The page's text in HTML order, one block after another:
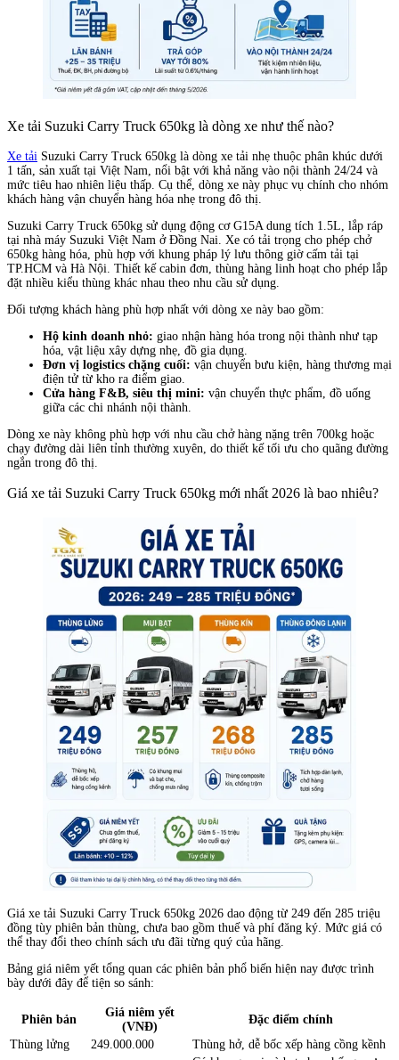
Xe tải Suzuki Carry Truck 650kg là dòng xe như thế nào?
Xe tải Suzuki Carry Truck 650kg là dòng xe tải nhẹ thuộc phân khúc dưới
1 tấn, sản xuất tại Việt Nam, nổi bật với khả năng vào nội thành 24/24 và
mức tiêu hao nhiên liệu thấp. Cụ thể, dòng xe này phục vụ chính cho nhóm
khách hàng vận chuyển hàng hóa nhẹ trong đô thị.
Suzuki Carry Truck 650kg sử dụng động cơ G15A dung tích 1.5L, lắp ráp
tại nhà máy Suzuki Việt Nam ở Đồng Nai. Xe có tải trọng cho phép chở
650kg hàng hóa, phù hợp với khung pháp lý lưu thông giờ cấm tải tại
TP.HCM và Hà Nội. Thiết kế cabin đơn, thùng hàng linh hoạt cho phép lắp
đặt nhiều kiểu thùng khác nhau theo nhu cầu sử dụng.
Đối tượng khách hàng phù hợp nhất với dòng xe này bao gồm:
Hộ kinh doanh nhỏ: giao nhận hàng hóa trong nội thành như tạp
hóa, vật liệu xây dựng nhẹ, đồ gia dụng.
Đơn vị logistics chặng cuối: vận chuyển bưu kiện, hàng thương mại
điện tử từ kho ra điểm giao.
Cửa hàng F&B, siêu thị mini: vận chuyển thực phẩm, đồ uống
giữa các chi nhánh nội thành.
Dòng xe này không phù hợp với nhu cầu chở hàng nặng trên 700kg hoặc
chạy đường dài liên tỉnh thường xuyên, do thiết kế tối ưu cho quãng đường
ngắn trong đô thị.
Giá xe tải Suzuki Carry Truck 650kg mới nhất 2026 là bao nhiêu?
Giá xe tải Suzuki Carry Truck 650kg 2026 dao động từ 249 đến 285 triệu
đồng tùy phiên bản thùng, chưa bao gồm thuế và phí đăng ký. Mức giá có
thể thay đổi theo chính sách ưu đãi từng quý của hãng.
Bảng giá niêm yết tổng quan các phiên bản phổ biến hiện nay được trình
bày dưới đây để tiện so sánh:
Phiên bản
Giá niêm yết
(VNĐ)
Đặc điểm chính
Thùng lửng
249.000.000
Thùng hở, dễ bốc xếp hàng cồng kềnh